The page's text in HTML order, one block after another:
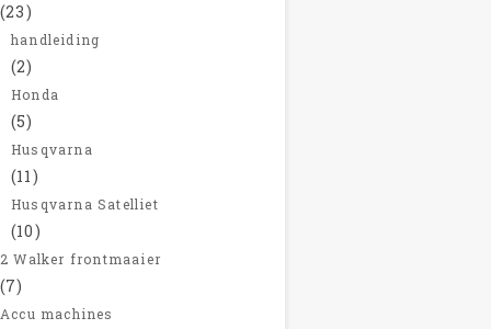
(23)
handleiding
(2)
Honda
(5)
Husqvarna
(11)
Husqvarna Satelliet
(10)
2 Walker frontmaaier
(7)
Accu machines